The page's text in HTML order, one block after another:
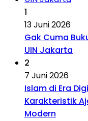
1
13 Juni 2026
Gak Cuma
UIN Jakarta
2
7 Juni 2026
Islam di Era
Karakteristik
Modern